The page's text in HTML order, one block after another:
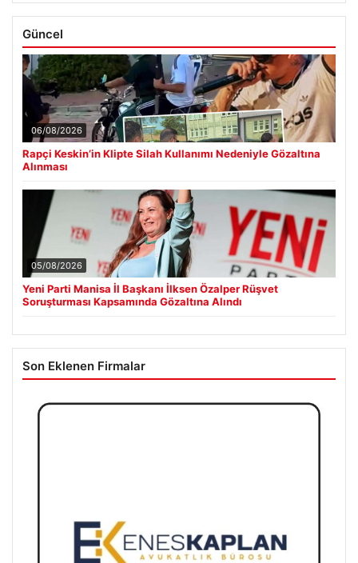
06/08/2026
Rapçi Keskin’in Klipte Silah Kullanımı Nedeniyle Gözaltına
Alınması
05/08/2026
Yeni Parti Manisa İl Başkanı İlksen Özalper Rüşvet
Soruşturması Kapsamında Gözaltına Alındı
Son Eklenen Firmalar